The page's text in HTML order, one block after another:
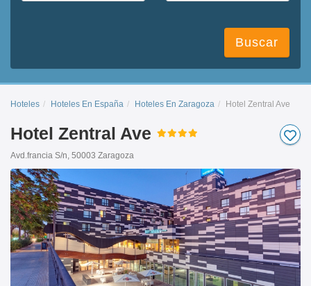
Buscar
Hoteles Hoteles En España Hoteles En Zaragoza Hotel Zentral Ave
Hotel Zentral Ave
Avd.francia S/n, 50003 Zaragoza